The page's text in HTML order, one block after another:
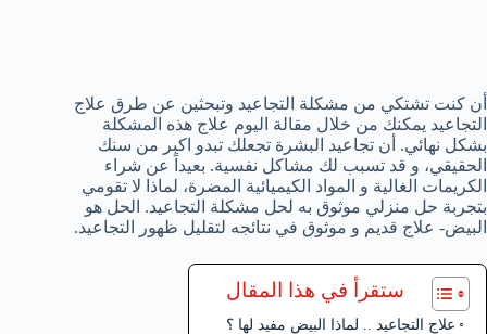
أن كنت تشتكي من مشكلة التجاعيد وتبحثين عن طرق علاج
التجاعيد يمكنك من خلال مقالة اليوم علاج هذه المشكلة
بشكل نهائي. أن تجاعيد البشرة تجعلك تبدو اكبر من سنك
الحقيقي، و قد تسبب لك مشاكل نفسية. بعيداً عن شراء
الكريمات الغالية و المواد الكيميائية المضرة، لماذا لا تقومي
بتجربة حل منزلي موثوق به لحل مشكلة التجاعيد. الحل هو
البيض- علاج قديم و موثوق في نتائجه لتقليل ظهور التجاعيد.
ستقرأ في هذا المقال
علاج التجاعيد .. لماذا البيض مفيد لها ؟